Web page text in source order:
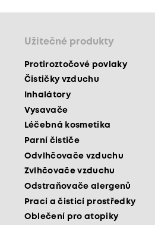
Užitečné produkty
Protiroztočové povlaky
Čističky vzduchu
Inhalátory
Vysavače
Léčebná kosmetika
Parní čističe
Odvlhčovače vzduchu
Zvlhčovače vzduchu
Odstraňovače alergenů
Prací a čisticí prostředky
Oblečení pro atopiky